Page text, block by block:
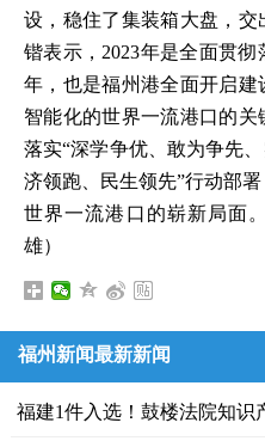
设，稳住了集装箱大盘，
锴表示，2023年是全面贯
年，也是福州港全面开启
智能化的世界一流港口的
落实“深学争优、敢为争先
济领跑、民生领先”行动部
世界一流港口的崭新局面
雄）
福州新闻最新新闻
福建1件入选！鼓楼法院知识